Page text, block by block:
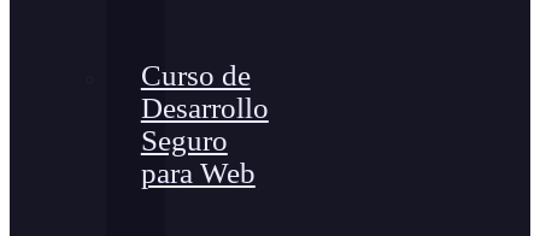
Curso de
Desarrollo
Seguro
para Web